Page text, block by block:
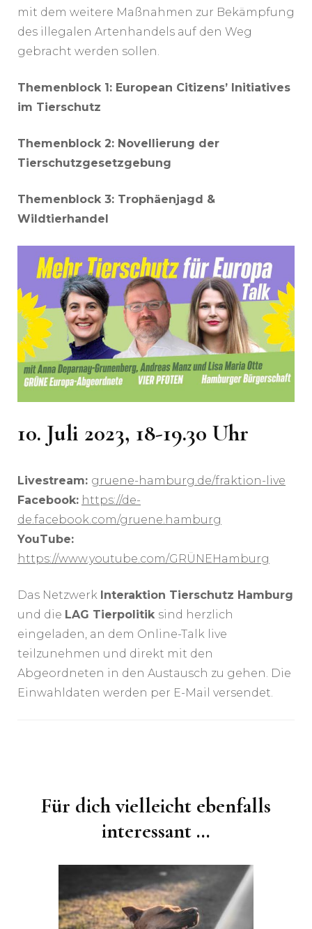
mit dem weitere Maßnahmen zur Bekämpfung
des illegalen Artenhandels auf den Weg
gebracht werden sollen.
Themenblock 1: European Citizens’ Initiatives
im Tierschutz
Themenblock 2: Novellierung der
Tierschutzgesetzgebung
Themenblock 3: Trophäenjagd &
Wildtierhandel
10. Juli 2023, 18-19.30 Uhr
Livestream: gruene-hamburg.de/fraktion-live
Facebook: https://de-
de.facebook.com/gruene.hamburg
YouTube:
https://www.youtube.com/GRÜNEHamburg
Das Netzwerk Interaktion Tierschutz Hamburg
und die LAG Tierpolitik sind herzlich
eingeladen, an dem Online-Talk live
teilzunehmen und direkt mit den
Abgeordneten in den Austausch zu gehen. Die
Einwahldaten werden per E-Mail versendet.
Für dich vielleicht ebenfalls
interessant …